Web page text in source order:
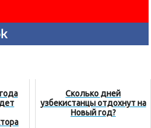
Сколько дней
узбекистанцы отдохнут на
Новый год?